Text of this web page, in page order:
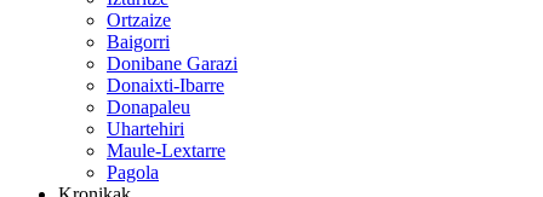
Ortzaize
Baigorri
Donibane Garazi
Donaixti-Ibarre
Donapaleu
Uhartehiri
Maule-Lextarre
Pagola